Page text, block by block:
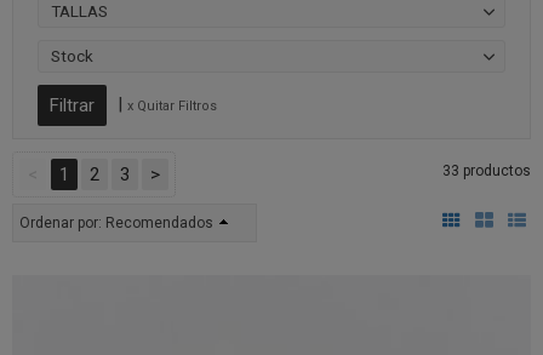
TALLAS
Stock
| x Quitar Filtros
1 2 3 > 33 productos
Ordenar por: Recomendados